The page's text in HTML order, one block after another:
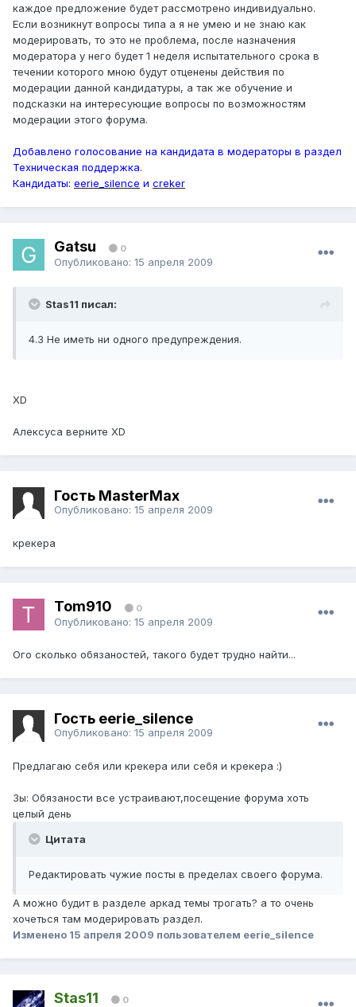
каждое предложение будет рассмотрено индивидуально.
Если возникнут вопросы типа а я не умею и не знаю как
модерировать, то это не проблема, после назначения
модератора у него будет 1 неделя испытательного срока в
течении которого мною будут отценены действия по
модерации данной кандидатуры, а так же обучение и
подсказки на интересующие вопросы по возможностям
модерации этого форума.
Добавлено голосование на кандидата в модераторы в раздел
Техническая поддержка.
Кандидаты: eerie_silence и creker
Gatsu 0
Опубликовано: 15 апреля 2009
Stas11 писал:
4.3 Не иметь ни одного предупреждения.
XD
Алексуса верните XD
Гость MasterMax
Опубликовано: 15 апреля 2009
крекера
Tom910 0
Опубликовано: 15 апреля 2009
Ого сколько обязаностей, такого будет трудно найти...
Гость eerie_silence
Опубликовано: 15 апреля 2009
Предлагаю себя или крекера или себя и крекера :)
Зы: Обязаности все устраивают,посещение форума хоть
целый день
Цитата
Редактировать чужие посты в пределах своего форума.
А можно будит в разделе аркад темы трогать? а то очень
хочеться там модерировать раздел.
Изменено 15 апреля 2009 пользователем eerie_silence
Stas11 0